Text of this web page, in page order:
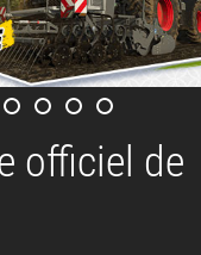
officiel de